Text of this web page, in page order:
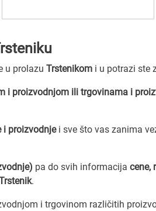
u prolazu Trstenikom i u potrazi ste
i proizvodnjom ili trgovinama i
i proizvodnjei sve što vas zanima
pa do svih informacija cene,
.
i trgovinom različitih